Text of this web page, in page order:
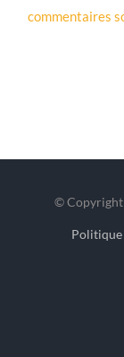
commentaires
© Copyright
Politique